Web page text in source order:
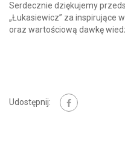
Serdecznie dziękujemy
„Łukasiewicz” za inspirujące
oraz wartościową dawkę
Udostępnij: